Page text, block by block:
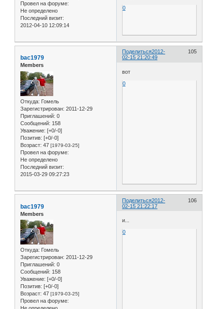
Провел на форуме:
Не определено
Последний визит:
2012-04-10 12:09:14
0
Поделиться 105
2012-
02-15 21:20:49
bac1979
Members
Откуда: Гомель
Зарегистрирован: 2011-12-29
Приглашений: 0
Сообщений: 158
Уважение: [+0/-0]
Позитив: [+0/-0]
Возраст: 47 [1979-03-25]
Провел на форуме:
Не определено
Последний визит:
2015-03-29 09:27:23
вот
0
Поделиться 106
2012-
02-15 21:22:17
bac1979
Members
Откуда: Гомель
Зарегистрирован: 2011-12-29
Приглашений: 0
Сообщений: 158
Уважение: [+0/-0]
Позитив: [+0/-0]
Возраст: 47 [1979-03-25]
Провел на форуме:
и...
0